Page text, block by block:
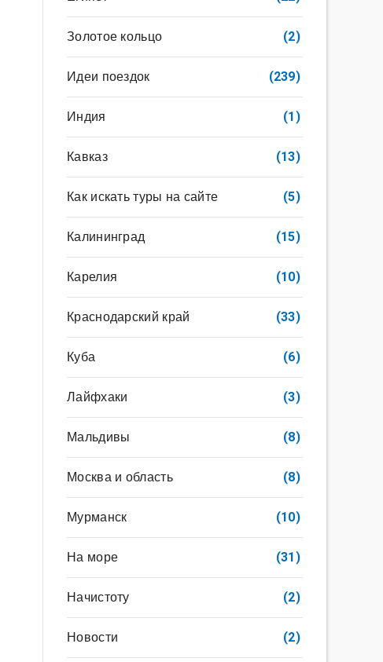
Золотое кольцо (2)
Идеи поездок (239)
Индия (1)
Кавказ (13)
Как искать туры на сайте (5)
Калининград (15)
Карелия (10)
Краснодарский край (33)
Куба (6)
Лайфхаки (3)
Мальдивы (8)
Москва и область (8)
Мурманск (10)
На море (31)
Начистоту (2)
Новости (2)